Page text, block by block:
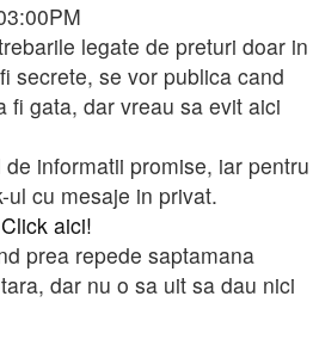
legate de preturi doar in
secrete, se vor publica cand
fi gata, dar vreau sa evit aici
informatii promise, iar pentru
ul cu mesaje in privat.
aici!
prea repede saptamana
dar nu o sa uit sa dau nici